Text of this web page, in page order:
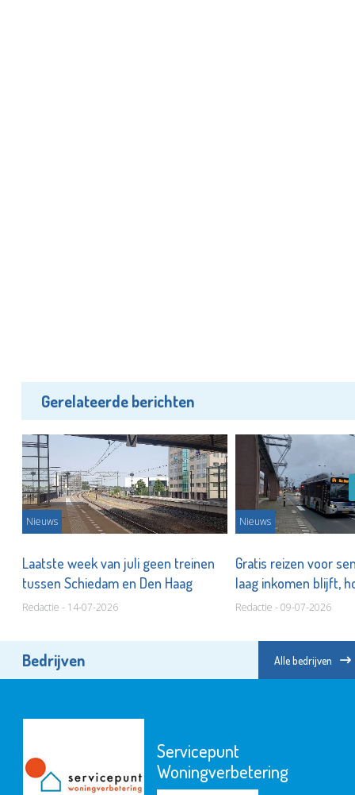
Gerelateerde berichten
Nieuws
Laatste week van juli geen treinen
tussen Schiedam en Den Haag
Redactie - 14-07-2026
Nieuws
Gratis reizen voor
laag inkomen blijft,
Redactie - 09-07-2026
Bedrijven Alle bedrijven
Servicepunt
Woningverbetering